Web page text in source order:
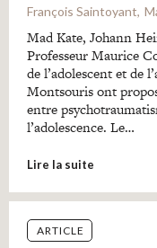
François Saintoyant
Mad Kate, Johann
Professeur Maurice
de l’adolescent et de
Montsouris ont
entre
l’adolescence. Le…
Lire la suite
ARTICLE